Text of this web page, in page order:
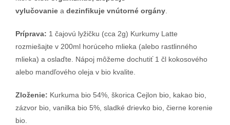
vylučovanie a dezinfikuje vnútorné orgány
Príprava: 1 čajovú lyžičku (cca 2g) Kurkumy Latte
rozmiešajte v 200ml horúceho mlieka (alebo rastlinného
mlieka) a oslaďte. Nápoj môžeme dochutiť 1 čl kokosového
alebo mandľového oleja v bio kvalite.
Zloženie: Kurkuma bio 54%, škorica Cejlon bio, kakao bio,
zázvor bio, vanilka bio 5%, sladké drievko bio, čierne korenie
bio.